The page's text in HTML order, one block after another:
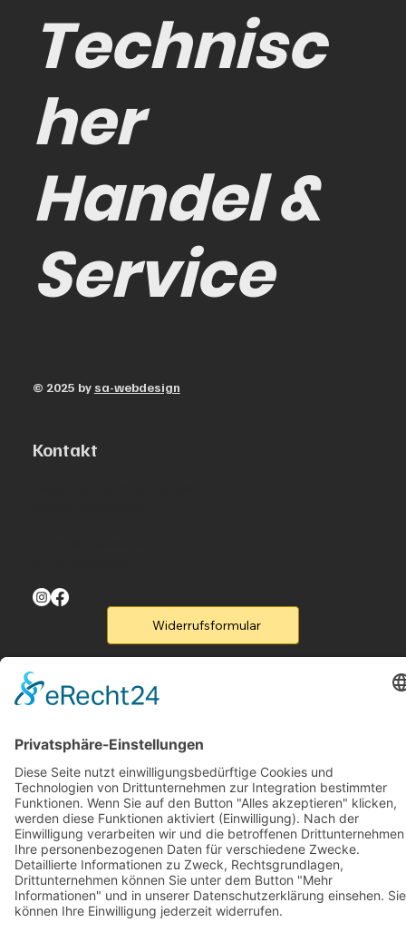
Technisc
her
Handel &
Service
© 2025 by sa-webdesign
Kontakt
Widerrufsformular
Menu
Produkte
Kontakt
Legal
Rufen Sie un an
B2B-Partner
Legal